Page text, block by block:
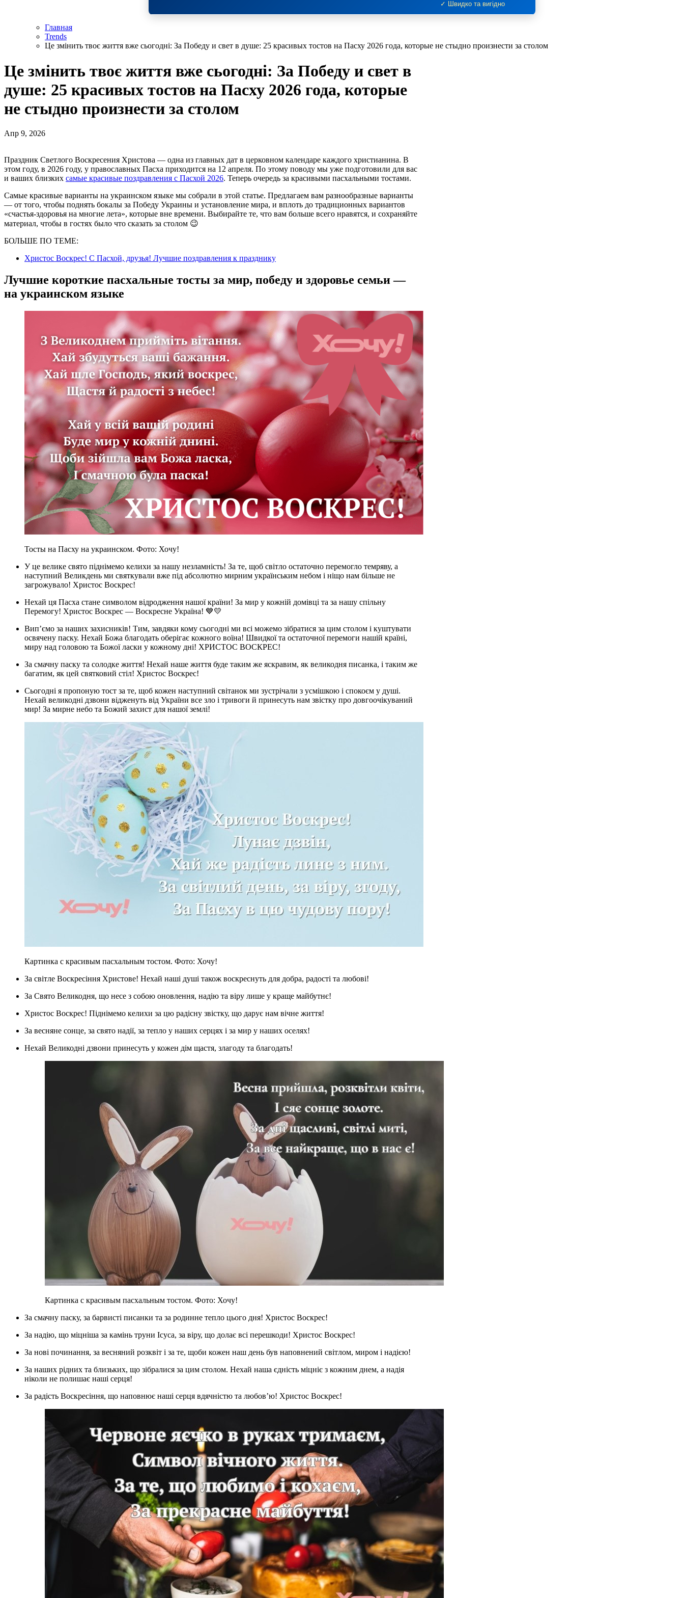
✓ Швидко та вигідно
Главная
Trends
Це змінить твоє життя вже сьогодні: За Победу и свет в душе: 25 красивых тостов на Пасху 2026 года, которые не стыдно произнести за столом
Це змінить твоє життя вже сьогодні: За Победу и свет в
душе: 25 красивых тостов на Пасху 2026 года, которые
не стыдно произнести за столом
Апр 9, 2026
Праздник Светлого Воскресения Христова — одна из главных дат в церковном календаре каждого христианина. В
этом году, в 2026 году, у православных Пасха приходится на 12 апреля. По этому поводу мы уже подготовили для вас
и ваших близких самые красивые поздравления с Пасхой 2026. Теперь очередь за красивыми пасхальными тостами.
Самые красивые варианты на украинском языке мы собрали в этой статье. Предлагаем вам разнообразные варианты
— от того, чтобы поднять бокалы за Победу Украины и установление мира, и вплоть до традиционных вариантов
«счастья-здоровья на многие лета», которые вне времени. Выбирайте те, что вам больше всего нравятся, и сохраняйте
материал, чтобы в гостях было что сказать за столом 😉
БОЛЬШЕ ПО ТЕМЕ:
Христос Воскрес! С Пасхой, друзья! Лучшие поздравления к празднику
Лучшие короткие пасхальные тосты за мир, победу и здоровье семьи —
на украинском языке
Тосты на Пасху на украинском. Фото: Хочу!
У це велике свято піднімемо келихи за нашу незламність! За те, щоб світло остаточно перемогло темряву, а
наступний Великдень ми святкували вже під абсолютно мирним українським небом і ніщо нам більше не
загрожувало! Христос Воскрес!
Нехай ця Пасха стане символом відродження нашої країни! За мир у кожній домівці та за нашу спільну
Перемогу! Христос Воскрес — Воскресне Україна! 💙💛
Вип’ємо за наших захисників! Тим, завдяки кому сьогодні ми всі можемо зібратися за цим столом і куштувати
освячену паску. Нехай Божа благодать оберігає кожного воїна! Швидкої та остаточної перемоги нашій країні,
миру над головою та Божої ласки у кожному дні! ХРИСТОС ВОСКРЕС!
За смачну паску та солодке життя! Нехай наше життя буде таким же яскравим, як великодня писанка, і таким же
багатим, як цей святковий стіл! Христос Воскрес!
Сьогодні я пропоную тост за те, щоб кожен наступний світанок ми зустрічали з усмішкою і спокоєм у душі.
Нехай великодні дзвони відженуть від України все зло і тривоги й принесуть нам звістку про довгоочікуваний
мир! За мирне небо та Божий захист для нашої землі!
Картинка с красивым пасхальным тостом. Фото: Хочу!
За світле Воскресіння Христове! Нехай наші душі також воскреснуть для добра, радості та любові!
За Свято Великодня, що несе з собою оновлення, надію та віру лише у краще майбутнє!
Христос Воскрес! Піднімемо келихи за цю радісну звістку, що дарує нам вічне життя!
За весняне сонце, за свято надії, за тепло у наших серцях і за мир у наших оселях!
Нехай Великодні дзвони принесуть у кожен дім щастя, злагоду та благодать!
Картинка с красивым пасхальным тостом. Фото: Хочу!
За смачну паску, за барвисті писанки та за родинне тепло цього дня! Христос Воскрес!
За надію, що міцніша за камінь труни Ісуса, за віру, що долає всі перешкоди! Христос Воскрес!
За нові починання, за весняний розквіт і за те, щоби кожен наш день був наповнений світлом, миром і надією!
За наших рідних та близьких, що зібралися за цим столом. Нехай наша єдність міцніє з кожним днем, а надія
ніколи не полишає наші серця!
За радість Воскресіння, що наповнює наші серця вдячністю та любов’ю! Христос Воскрес!